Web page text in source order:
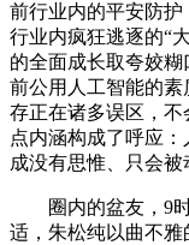
前行业内的平安防
行业内疯狂逃逐的“
的全面成长取夸姣
前公用人工智能的
存正在诸多误区，
点内涵构成了呼应
成没有思惟、只会被
圈内的盆友，9时
适，朱松纯以曲不